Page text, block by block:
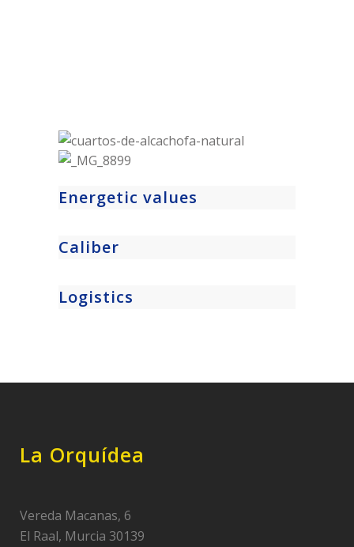
Energetic values
Caliber
Logistics
La Orquídea
Vereda Macanas, 6
El Raal, Murcia 30139